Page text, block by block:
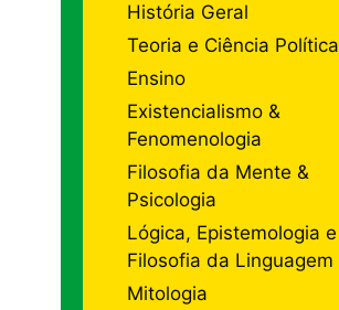
História Geral
Teoria e Ciência Política
Ensino
Existencialismo &
Fenomenologia
Filosofia da Mente &
Psicologia
Lógica, Epistemologia e
Filosofia da Linguagem
Mitologia